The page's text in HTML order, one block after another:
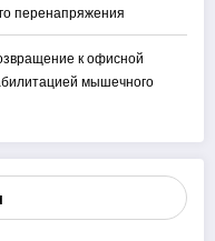
перенапряжения
к офисной
мышечного